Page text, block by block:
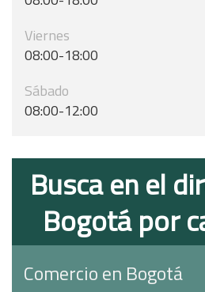
Viernes
08:00-18:00
Sábado
08:00-12:00
Busca en el
Bogotá por
Comercio en Bogotá